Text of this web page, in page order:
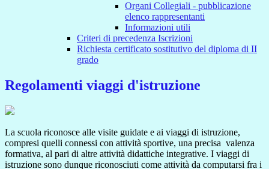
Organi Collegiali - pubblicazione
elenco rappresentanti
Informazioni utili
Criteri di precedenza Iscrizioni
Richiesta certificato sostitutivo del diploma di II
grado
Regolamenti viaggi d'istruzione
La scuola riconosce alle visite guidate e ai viaggi di istruzione,
compresi quelli connessi con attività sportive, una precisa valenza
formativa, al pari di altre attività didattiche integrative. I viaggi di
istruzione sono dunque riconosciuti come attività da computarsi fra i